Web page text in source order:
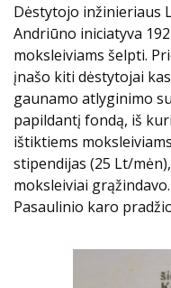
Dėstytojo inžinieriaus
Andriūno iniciatyva
moksleiviams šelpti.
įnašo kiti dėstytojai
gaunamo atlyginimo
papildantį fondą, iš
ištiktiems
stipendijas (25 Lt/
moksleiviai
Pasaulinio karo